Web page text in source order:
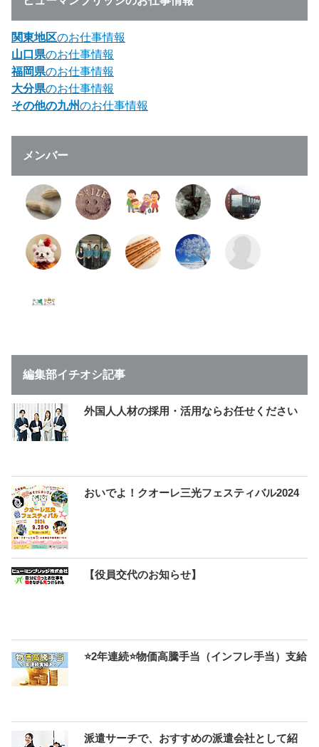
関東地区のお仕事情報
山口県のお仕事情報
福岡県のお仕事情報
大分県のお仕事情報
その他の九州のお仕事情報
メンバー
編集部イチオシ記事
外国人人材の採用・活用ならお任せください
おいでよ！クオーレ三光フェスティバル2024
【役員交代のお知らせ】
⭐2年連続⭐物価高騰手当（インフレ手当）支給
派遣サーチで、おすすめの派遣会社として紹